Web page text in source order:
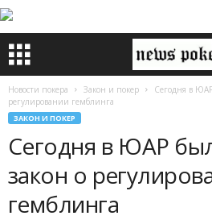
Новости покера Закон и покер
Сегодня в
регулировании гемблинга
ЗАКОН И ПОКЕР
Сегодня в ЮАР
закон о
гемблинга